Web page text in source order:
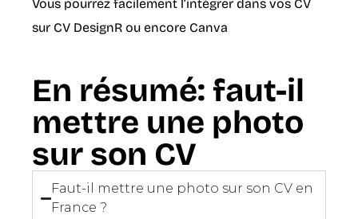
Vous pourrez facilement l’intégrer dans vos CV
sur CV DesignR ou encore Canva
En résumé: faut-il
mettre une photo
sur son CV
Faut-il mettre une photo sur son CV en
France ?